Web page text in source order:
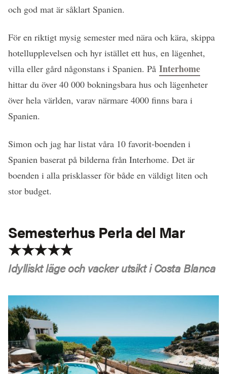
och god mat är såklart Spanien.
För en riktigt mysig semester med nära och kära, skippa
hotellupplevelsen och hyr istället ett hus, en lägenhet,
villa eller gård någonstans i Spanien. På Interhome
hittar du över 40 000 bokningsbara hus och lägenheter
över hela världen, varav närmare 4000 finns bara i
Spanien.
Simon och jag har listat våra 10 favorit-boenden i
Spanien baserat på bilderna från Interhome. Det är
boenden i alla prisklasser för både en väldigt liten och
stor budget.
Semesterhus Perla del Mar
★★★★★
Idylliskt läge och vacker utsikt i Costa Blanca